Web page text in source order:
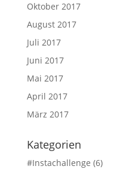
Oktober 2017
August 2017
Juli 2017
Juni 2017
Mai 2017
April 2017
März 2017
Kategorien
#Instachallenge (6)